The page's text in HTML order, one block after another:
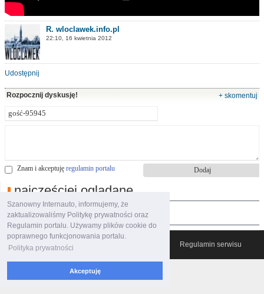
Szanowny Internauto, informujemy, że
zaktualizowaliśmy Politykę prywatności oraz
Regulamin portalu. Używamy plików cookie do
poprawnego funkcjonowania portalu.
Polityka prywatności
Akceptuję
R. wloclawek.info.pl
22:10, 16 kwietnia 2012
Udostępnij
Rozpocznij dyskusję! + skomentuj
Znam i akceptuję regulamin portalu
najczęściej oglądane
polecane filmy
© 2007-2026 Włocławski Portal informacyjny Regulamin serwisu